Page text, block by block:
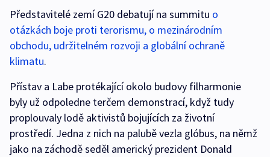
Představitelé zemí G20 debatují na summitu o
otázkách boje proti terorismu, o mezinárodním
obchodu, udržitelném rozvoji a globální ochraně
klimatu.
Přístav a Labe protékající okolo budovy filharmonie
byly už odpoledne terčem demonstrací, když tudy
proplouvaly lodě aktivistů bojujících za životní
prostředí. Jedna z nich na palubě vezla glóbus, na němž
jako na záchodě seděl americký prezident Donald